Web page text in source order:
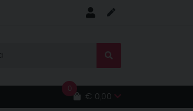
0
€ 0,00